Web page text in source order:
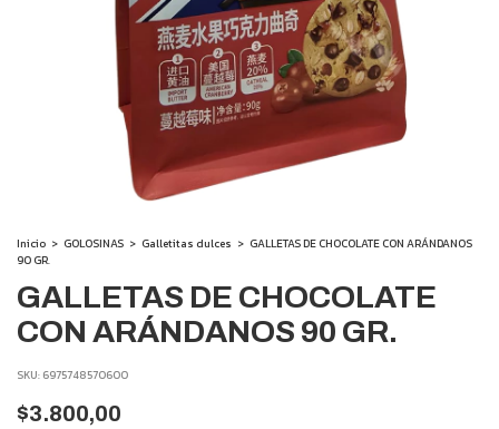
Inicio > GOLOSINAS > Galletitas dulces > GALLETAS DE CHOCOLATE CON ARÁNDANOS
90 GR.
GALLETAS DE CHOCOLATE
CON ARÁNDANOS 90 GR.
SKU: 6975748570600
$3.800,00